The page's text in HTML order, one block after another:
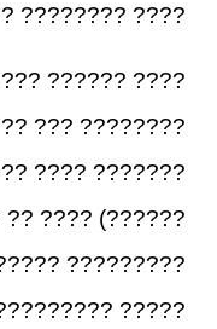
????? ??????.
??????? ?????
?? ??? ???????
?????? (????
??????????
???? ?????? ??
?? ????? ???